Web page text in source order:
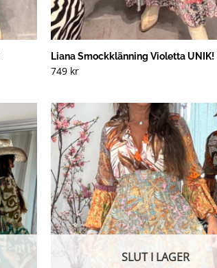
Liana Smockklänning Violetta UNIK!
749 kr
SLUT I LAGER